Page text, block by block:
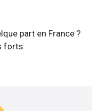
part en France ?
forts.